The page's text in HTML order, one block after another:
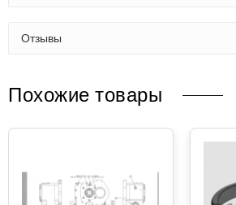
Отзывы
Похожие товары